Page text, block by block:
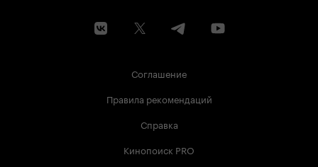
Соглашение
Правила рекомендаций
Справка
Кинопоиск PRO